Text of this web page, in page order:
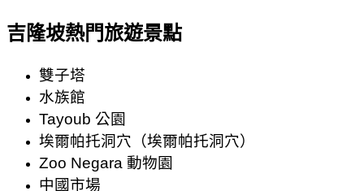
吉隆坡熱門旅遊景點
雙子塔
水族館
Tayoub 公園
埃爾帕托洞穴（埃爾帕托洞穴）
Zoo Negara 動物園
中國市場